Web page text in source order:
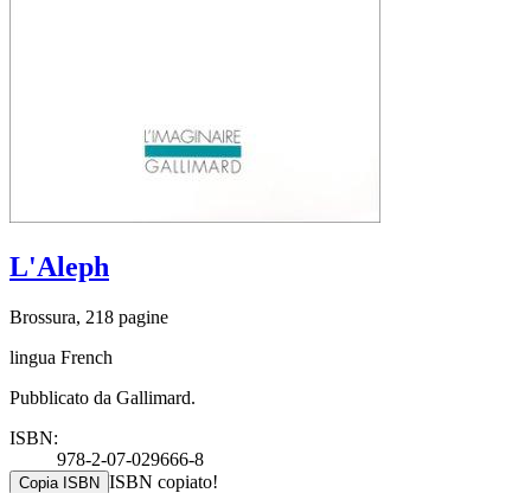
L'Aleph
Brossura, 218 pagine
lingua French
Pubblicato da Gallimard.
ISBN:
978-2-07-029666-8
Copia ISBN ISBN copiato!